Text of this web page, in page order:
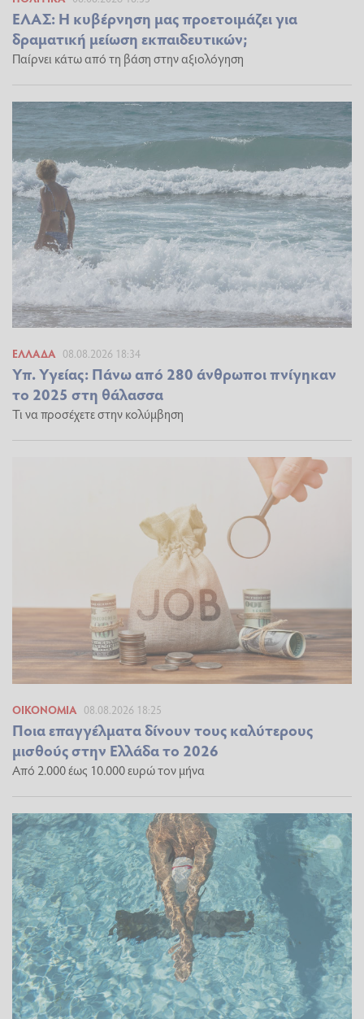
ΕΛΑΣ: Η κυβέρνηση μας προετοιμάζει για
δραματική μείωση εκπαιδευτικών;
Παίρνει κάτω από τη βάση στην αξιολόγηση
Υπ. Υγείας: Πάνω από 280 άνθρωποι πνίγηκαν
το 2025 στη θάλασσα
Τι να προσέχετε στην κολύμβηση
ΕΛΛΆΔΑ 08.08.2026 18:34
Ποια επαγγέλματα δίνουν τους καλύτερους
μισθούς στην Ελλάδα το 2026
Από 2.000 έως 10.000 ευρώ τον μήνα
ΟΙΚΟΝΟΜΊΑ 08.08.2026 18:25